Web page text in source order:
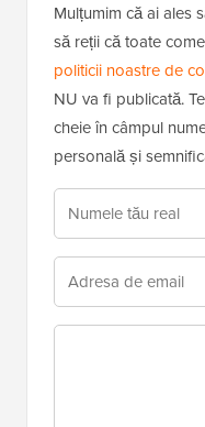
Mulțumim că ai ales
să reții că toate
politicii noastre de
NU va fi publicată.
cheie în câmpul
personală și